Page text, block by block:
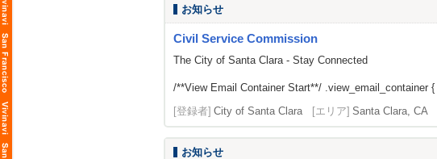
お知らせ
Civil Service Commission
The City of Santa Clara - Stay Connected
/**View Email Container Start**/
[登録者] City of Santa Clara [エリア] Santa Clara, CA
お知らせ